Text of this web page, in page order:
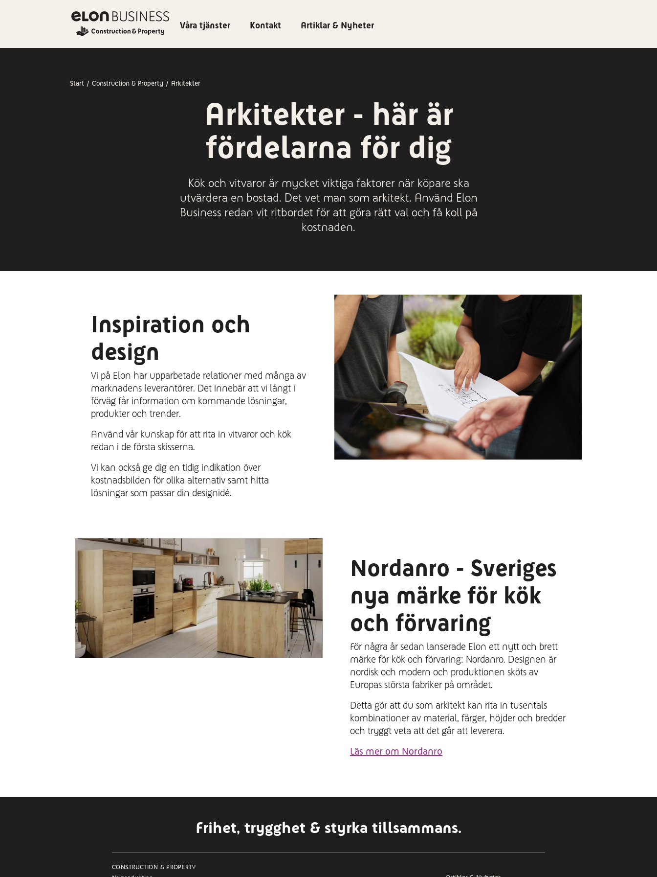
Våra tjänster Kontakt Artiklar & Nyheter
Start Construction & Property Arkitekter
Arkitekter - här är
fördelarna för dig
Kök och vitvaror är mycket viktiga faktorer när köpare ska
utvärdera en bostad. Det vet man som arkitekt. Använd Elon
Business redan vit ritbordet för att göra rätt val och få koll på
kostnaden.
Inspiration och
design
Vi på Elon har upparbetade relationer med många av
marknadens leverantörer. Det innebär att vi långt i
förväg får information om kommande lösningar,
produkter och trender.
Använd vår kunskap för att rita in vitvaror och kök
redan i de första skisserna.
Vi kan också ge dig en tidig indikation över
kostnadsbilden för olika alternativ samt hitta
lösningar som passar din designidé.
Nordanro - Sveriges
nya märke för kök
och förvaring
För några år sedan lanserade Elon ett nytt och brett
märke för kök och förvaring: Nordanro. Designen är
nordisk och modern och produktionen sköts av
Europas största fabriker på området.
Detta gör att du som arkitekt kan rita in tusentals
kombinationer av material, färger, höjder och bredder
och tryggt veta att det går att leverera.
Läs mer om Nordanro
Frihet, trygghet & styrka tillsammans.
CONSTRUCTION & PROPERTY